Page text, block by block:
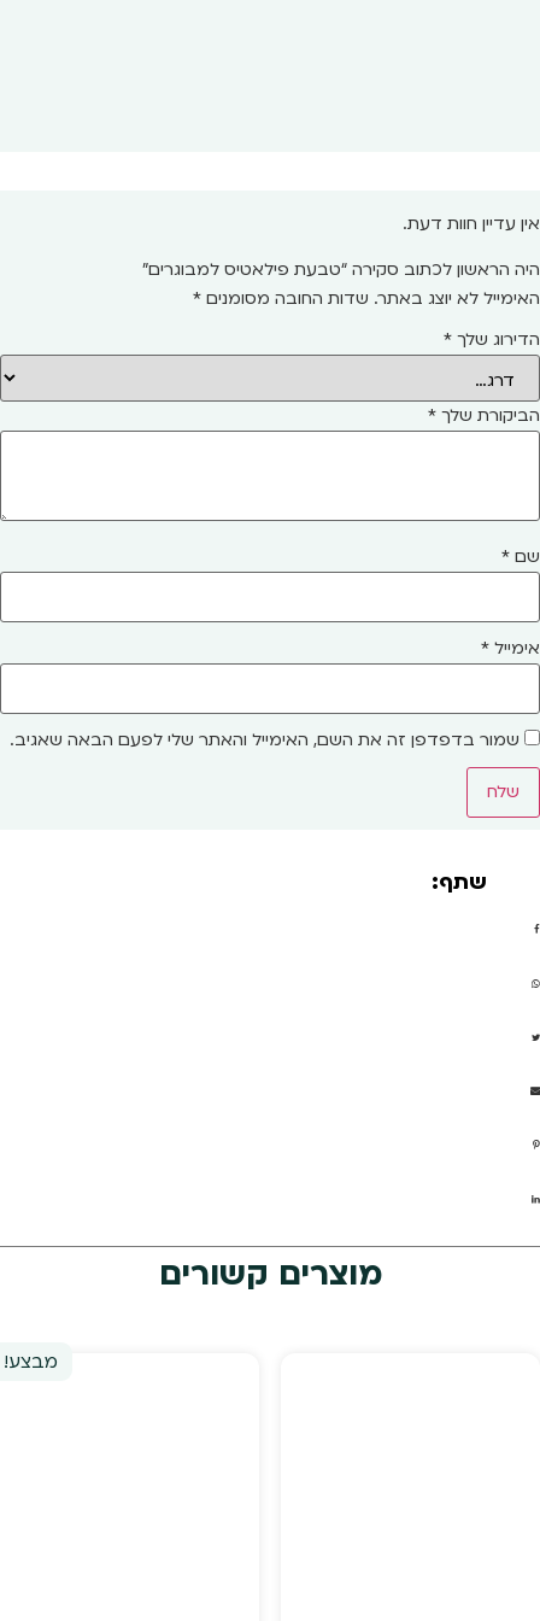
אין עדיין חוות דעת.
היה הראשון לכתוב סקירה “טבעת פילאטיס למבוגרים”
האימייל לא יוצג באתר. שדות החובה מסומנים *
הדירוג שלך *
הביקורת שלך *
שם *
אימייל *
שמור בדפדפן זה את השם, האימייל והאתר שלי לפעם הבאה שאגיב.
שתף:
מוצרים קשורים
מבצע!